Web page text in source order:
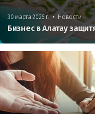
30 марта 2026 г. • Новости
Бизнес в Алатау